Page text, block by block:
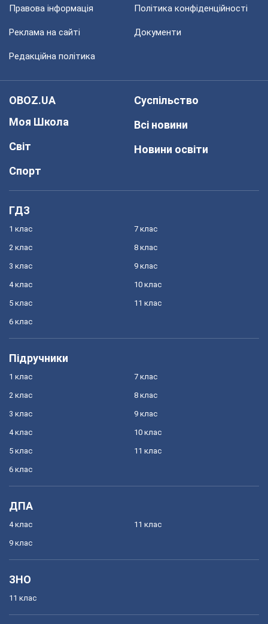
Правова інформація Політика конфіденційності
Реклама на сайті Документи
Редакційна політика
OBOZ.UA
Моя Школа
Світ
Спорт
Суспільство
Всі новини
Новини освіти
ГДЗ
1 клас
2 клас
3 клас
4 клас
5 клас
6 клас
7 клас
8 клас
9 клас
10 клас
11 клас
Підручники
1 клас
2 клас
3 клас
4 клас
5 клас
6 клас
7 клас
8 клас
9 клас
10 клас
11 клас
ДПА
4 клас
9 клас
11 клас
ЗНО
11 клас